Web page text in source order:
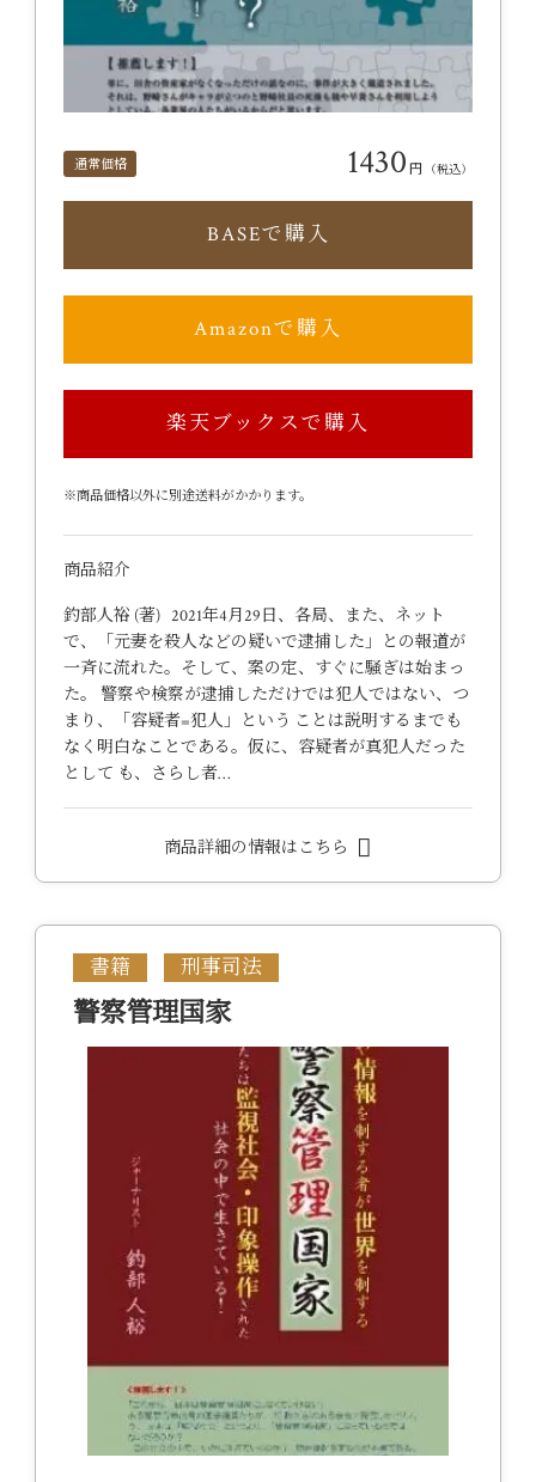
通常価格 1430 円 （税込）
BASEで購入
Amazonで購入
楽天ブックスで購入
※商品価格以外に別途送料がかかります。
商品紹介
釣部人裕 (著) 2021年4月29日、各局、また、ネット
で、「元妻を殺人などの疑いで逮捕した」との報道が
一斉に流れた。そして、案の定、すぐに騒ぎは始まっ
た。 警察や検察が逮捕しただけでは犯人ではない、つ
まり、「容疑者=犯人」という ことは説明するまでも
なく明白なことである。仮に、容疑者が真犯人だった
として も、さらし者…
商品詳細の情報はこちら
書籍 刑事司法
警察管理国家